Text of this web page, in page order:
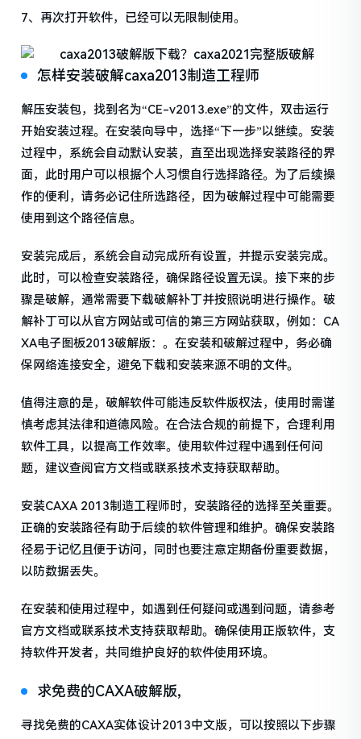
7、再次打开软件，已经可以无限制使用。
怎样安装破解caxa2013制造工程师
解压安装包，找到名为“CE-v2013.exe”的文件，双击运行
开始安装过程。在安装向导中，选择“下一步”以继续。安装
过程中，系统会自动默认安装，直至出现选择安装路径的界
面，此时用户可以根据个人习惯自行选择路径。为了后续操
作的便利，请务必记住所选路径，因为破解过程中可能需要
使用到这个路径信息。
安装完成后，系统会自动完成所有设置，并提示安装完成。
此时，可以检查安装路径，确保路径设置无误。接下来的步
骤是破解，通常需要下载破解补丁并按照说明进行操作。破
解补丁可以从官方网站或可信的第三方网站获取，例如：CA
XA电子图板2013破解版：。在安装和破解过程中，务必确
保网络连接安全，避免下载和安装来源不明的文件。
值得注意的是，破解软件可能违反软件版权法，使用时需谨
慎考虑其法律和道德风险。在合法合规的前提下，合理利用
软件工具，以提高工作效率。使用软件过程中遇到任何问
题，建议查阅官方文档或联系技术支持获取帮助。
安装CAXA 2013制造工程师时，安装路径的选择至关重要。
正确的安装路径有助于后续的软件管理和维护。确保安装路
径易于记忆且便于访问，同时也要注意定期备份重要数据，
以防数据丢失。
在安装和使用过程中，如遇到任何疑问或遇到问题，请参考
官方文档或联系技术支持获取帮助。确保使用正版软件，支
持软件开发者，共同维护良好的软件使用环境。
求免费的CAXA破解版,
寻找免费的CAXA实体设计2013中文版，可以按照以下步骤